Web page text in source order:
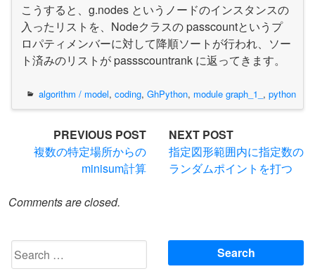
こうすると、g.nodes というノードのインスタンスの
入ったリストを、Nodeクラスの passcountというプ
ロパティメンバーに対して降順ソートが行われ、ソー
ト済みのリストが passscountrank に返ってきます。
algorithm / model, coding, GhPython, module graph_1_ , python
navigation
PREVIOUS POST
複数の特定場所からの
minisum計算
NEXT POST
指定図形範囲内に指定数の
ランダムポイントを打つ
Comments are closed.
Search
for: